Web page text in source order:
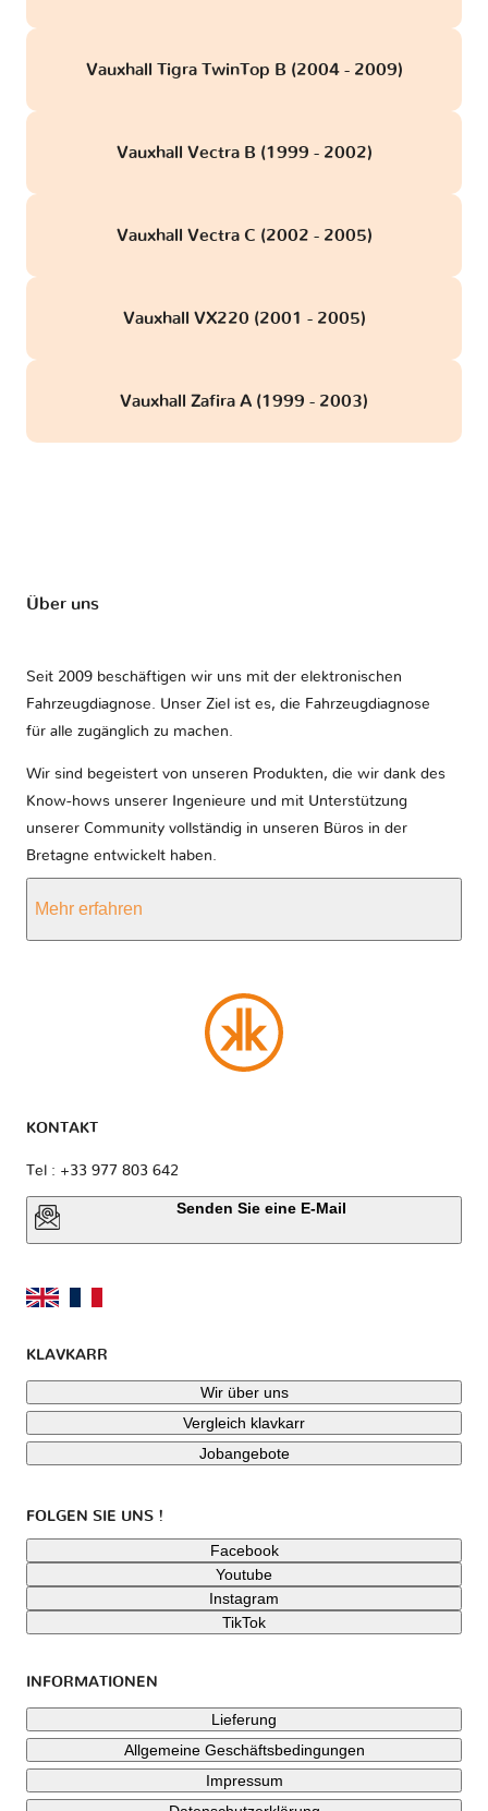
Vauxhall Tigra TwinTop B (2004 - 2009)
Vauxhall Vectra B (1999 - 2002)
Vauxhall Vectra C (2002 - 2005)
Vauxhall VX220 (2001 - 2005)
Vauxhall Zafira A (1999 - 2003)
Über uns
Seit 2009 beschäftigen wir uns mit der elektronischen
Fahrzeugdiagnose. Unser Ziel ist es, die Fahrzeugdiagnose
für alle zugänglich zu machen.
Wir sind begeistert von unseren Produkten, die wir dank des
Know-hows unserer Ingenieure und mit Unterstützung
unserer Community vollständig in unseren Büros in der
Bretagne entwickelt haben.
Mehr erfahren
KONTAKT
Tel : +33 977 803 642
Senden Sie eine E-Mail
KLAVKARR
Wir über uns
Vergleich klavkarr
Jobangebote
FOLGEN SIE UNS !
Facebook
Youtube
Instagram
TikTok
INFORMATIONEN
Lieferung
Allgemeine Geschäftsbedingungen
Impressum